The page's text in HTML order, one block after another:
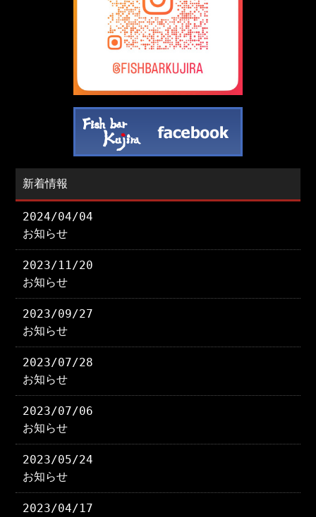
新着情報
2024/04/04
お知らせ
2023/11/20
お知らせ
2023/09/27
お知らせ
2023/07/28
お知らせ
2023/07/06
お知らせ
2023/05/24
お知らせ
2023/04/17